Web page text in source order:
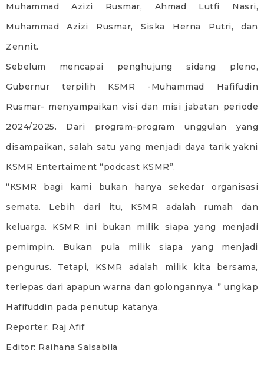
Muhammad Azizi Rusmar, Ahmad Lutfi Nasri,
Muhammad Azizi Rusmar, Siska Herna Putri, dan
Zennit.
Sebelum mencapai penghujung sidang pleno,
Gubernur terpilih KSMR -Muhammad Hafifudin
Rusmar- menyampaikan visi dan misi jabatan periode
2024/2025. Dari program-program unggulan yang
disampaikan, salah satu yang menjadi daya tarik yakni
KSMR Entertaiment “podcast KSMR”.
“KSMR bagi kami bukan hanya sekedar organisasi
semata. Lebih dari itu, KSMR adalah rumah dan
keluarga. KSMR ini bukan milik siapa yang menjadi
pemimpin. Bukan pula milik siapa yang menjadi
pengurus. Tetapi, KSMR adalah milik kita bersama,
terlepas dari apapun warna dan golongannya, ” ungkap
Hafifuddin pada penutup katanya.
Reporter: Raj Afif
Editor: Raihana Salsabila